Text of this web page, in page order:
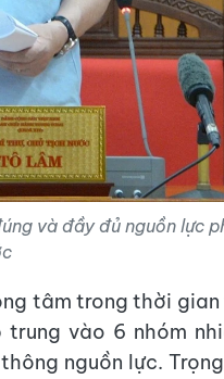
và đầy đủ nguồn lực
tâm trong thời gian
vào 6 nhóm
nguồn lực.